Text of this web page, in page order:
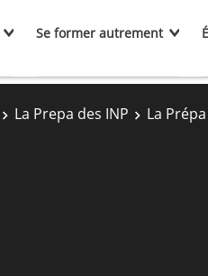
Se former autrement
La Prepa des INP La